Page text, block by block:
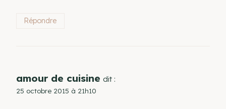
Répondre
amour de cuisine dit :
25 octobre 2015 à 21h10